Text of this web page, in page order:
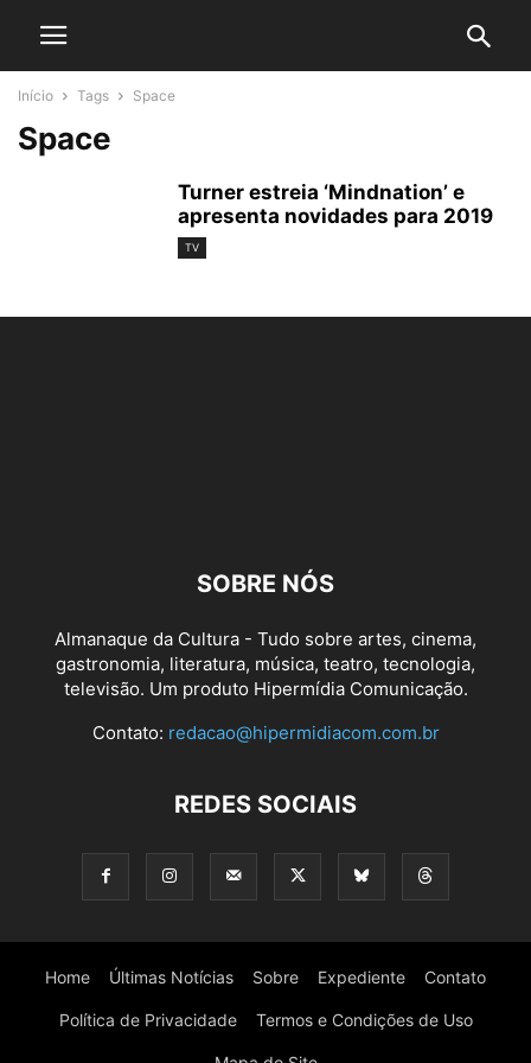
Início Tags Space
Space
Turner estreia ‘Mindnation’ e
apresenta novidades para 2019
TV
SOBRE NÓS
Almanaque da Cultura - Tudo sobre artes, cinema,
gastronomia, literatura, música, teatro, tecnologia,
televisão. Um produto Hipermídia Comunicação.
Contato: redacao@hipermidiacom.com.br
REDES SOCIAIS
Home Últimas Notícias Sobre Expediente Contato
Política de Privacidade Termos e Condições de Uso